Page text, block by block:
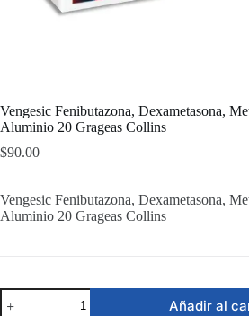
Vengesic Fenibutazona, Dexametasona,
Aluminio 20 Grageas Collins
$90.00
Vengesic Fenibutazona, Dexametasona,
Aluminio 20 Grageas Collins
Vengesic
Fenibutazona,
Añadir al